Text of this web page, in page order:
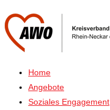
Home
Angebote
Soziales Engagement